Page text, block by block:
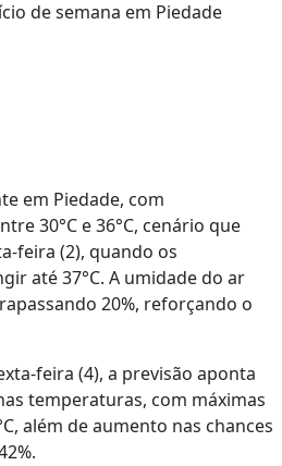
em Piedade, com
30°C e 36°C, cenário que
feira (2), quando os
até 37°C. A umidade do ar
20%, reforçando o
feira (4), a previsão aponta
temperaturas, com máximas
além de aumento nas chances